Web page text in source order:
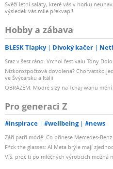
Svěží letní saláty, které vás v horku
výsledek vás mile překvapí!
Hobby a zábava
BLESK Tlapky Divoký kačer
Sraz v šest ráno. Vrchol festivalu Tóny
Nízkorozpočtová dovolená? Chorvatsko
ve Švýcarsku a Itálii
OBRAZEM: Modré slzy na Tchaj-wanu
Pro generaci Z
#inspirace #wellbeing #news
Září patří módě: Co přinese Mercedes-
F*ck the glasses: AI Meta brýle mají
Víš, proč ti po mléčných výrobcích možná